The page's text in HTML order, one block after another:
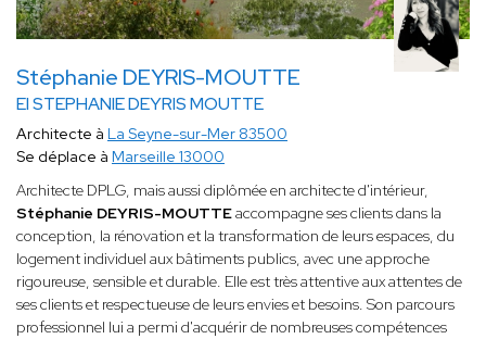
Stéphanie DEYRIS-MOUTTE
EI STEPHANIE DEYRIS MOUTTE
Architecte à La Seyne-sur-Mer 83500
Se déplace à Marseille 13000
Architecte DPLG, mais aussi diplômée en architecte d'intérieur,
Stéphanie DEYRIS-MOUTTEaccompagne ses clients dans la
conception, la rénovation et la transformation de leurs espaces, du
logement individuel aux bâtiments publics, avec une approche
rigoureuse, sensible et durable. Elle est très attentive aux attentes de
ses clients et respectueuse de leurs envies et besoins. Son parcours
professionnel lui a permi d'acquérir de nombreuses compétences